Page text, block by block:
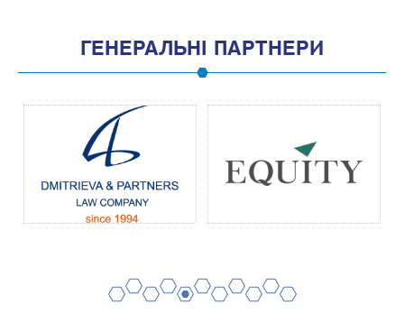
ГЕНЕРАЛЬНІ ПАРТНЕРИ